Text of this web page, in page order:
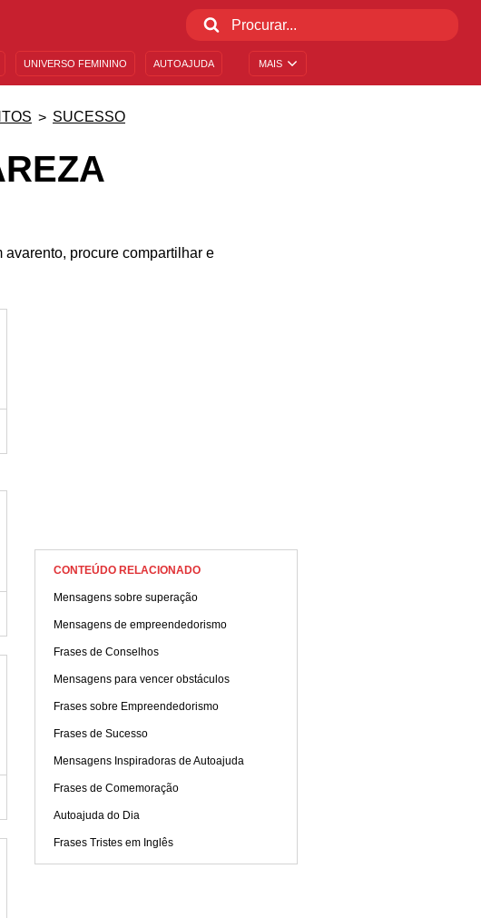
MAIS
UNIVERSO FEMININO AUTOAJUDA
SUCESSO
procure compartilhar e
CONTEÚDO RELACIONADO
Mensagens sobre superação
Mensagens de empreendedorismo
Frases de Conselhos
Mensagens para vencer obstáculos
Frases sobre Empreendedorismo
Frases de Sucesso
Mensagens Inspiradoras de Autoajuda
Frases de Comemoração
Autoajuda do Dia
Frases Tristes em Inglês